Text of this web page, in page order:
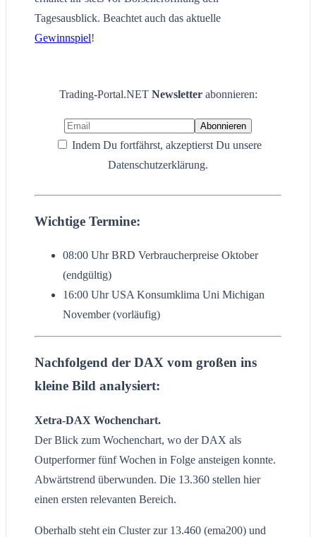
Tagesausblick. Beachtet auch das aktuelle
Gewinnspiel!
Trading-Portal.NET Newsletter abonnieren:
Indem Du fortfährst, akzeptierst Du unsere
Datenschutzerklärung.
Wichtige Termine:
08:00 Uhr BRD Verbraucherpreise Oktober
(endgültig)
16:00 Uhr USA Konsumklima Uni Michigan
November (vorläufig)
Nachfolgend der DAX vom großen ins
kleine Bild analysiert:
Xetra-DAX Wochenchart.
Der Blick zum Wochenchart, wo der DAX als
Outperformer fünf Wochen in Folge ansteigen konnte.
Abwärtstrend überwunden. Die 13.360 stellen hier
einen ersten relevanten Bereich.
Oberhalb steht ein Cluster zur 13.460 (ema200) und